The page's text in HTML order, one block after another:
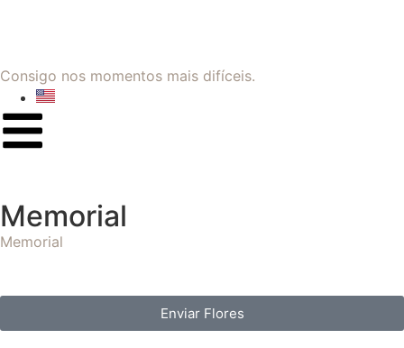
Consigo nos momentos mais difíceis.
Memorial
Memorial
Enviar Flores